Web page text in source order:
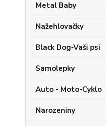
Metal Baby
Nažehlovačky
Black Dog-Vaši psi
Samolepky
Auto - Moto-Cyklo
Narozeniny